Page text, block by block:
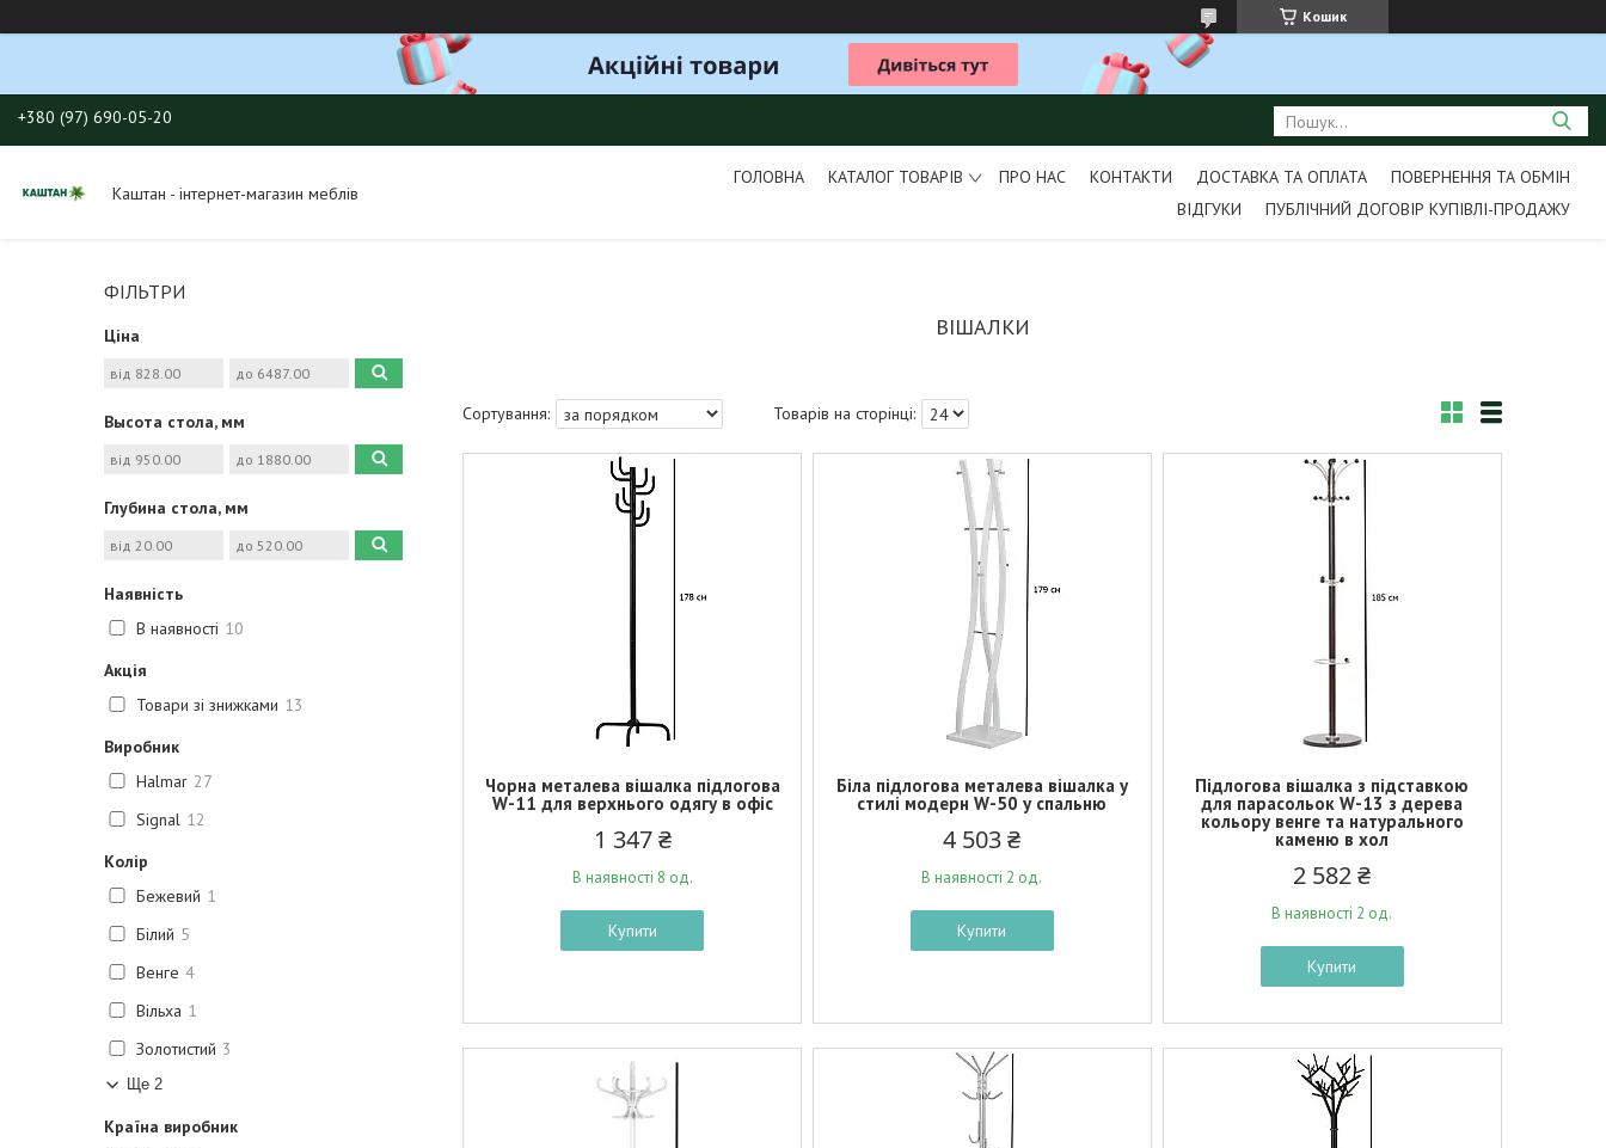
Кошик
+380 (97) 690-05-20
Каштан - інтернет-магазин меблів
ГОЛОВНА КАТАЛОГ ТОВАРІВ ПРО НАС КОНТАКТИ ДОСТАВКА ТА ОПЛАТА
ПОВЕРНЕННЯ ТА ОБМІН
ВІДГУКИ
ПУБЛІЧНИЙ ДОГОВІР КУПІВЛІ-ПРОДАЖУ
ФІЛЬТРИ
Ціна
Высота стола, мм
Глубина стола, мм
Наявність
В наявності 10
Акція
Товари зі знижками 13
Виробник
Halmar 27
Signal 12
Колір
Бежевий 1
Білий 5
Венге 4
Вільха 1
Золотистий 3
Ще 2
Країна виробник
ВІШАЛКИ
Чорна металева вішалка підлогова
W-11 для верхнього одягу в офіс
1 347 ₴
В наявності 8 од.
Купити
Біла підлогова металева вішалка у
стилі модерн W-50 у спальню
4 503 ₴
В наявності 2 од.
Купити
Підлогова вішалка з підставкою
для парасольок W-13 з дерева
кольору венге та натурального
каменю в хол
2 582 ₴
В наявності 2 од.
Купити